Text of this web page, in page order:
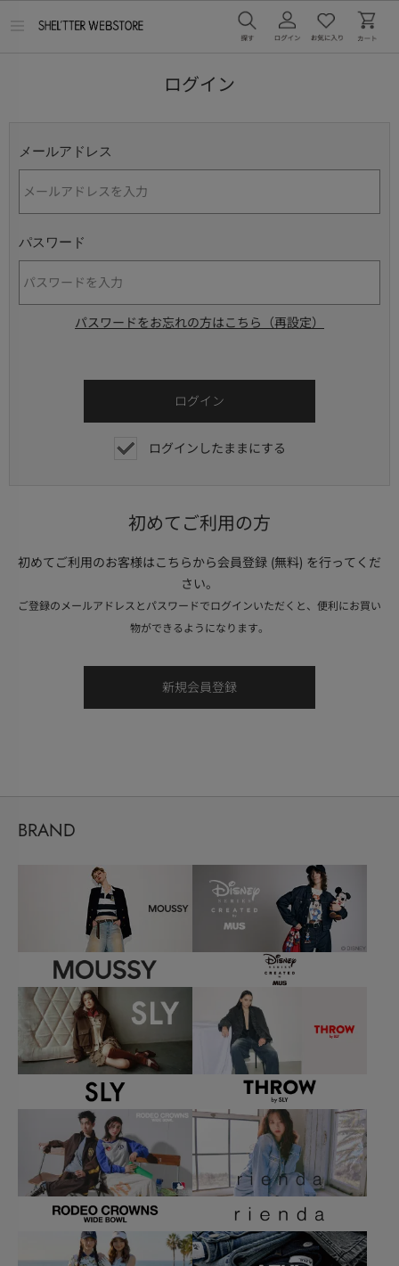
ログイン
メールアドレス
パスワード
パスワードをお忘れの方はこちら（再設定）
ログインしたままにする
初めてご利用の方
初めてご利用のお客様はこちらから会員登録 (無料) を行ってくだ
さい。
ご登録のメールアドレスとパスワードでログインいただくと、便利にお買い
物ができるようになります。
BRAND